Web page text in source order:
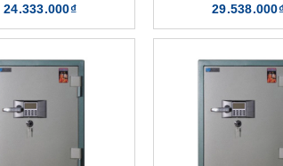
24.333.000₫